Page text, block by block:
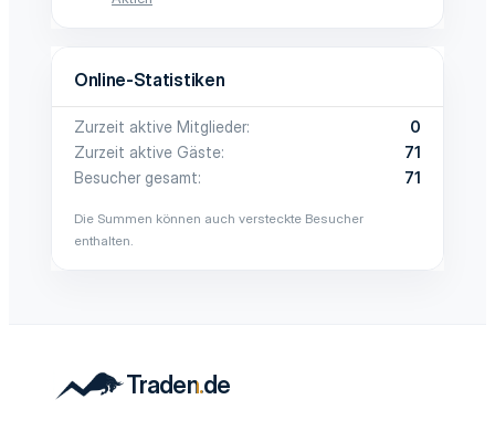
Online-Statistiken
Zurzeit aktive Mitglieder
0
Zurzeit aktive Gäste
71
Besucher gesamt
71
Die Summen können auch versteckte Besucher
enthalten.